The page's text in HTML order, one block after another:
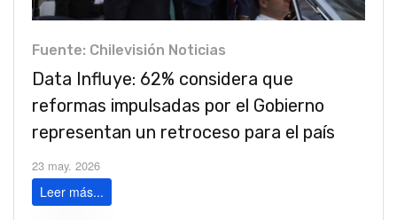
Fuente: Chilevisión Noticias
Data Influye: 62% considera que
reformas impulsadas por el Gobierno
representan un retroceso para el país
23 may. 2026
Leer más...